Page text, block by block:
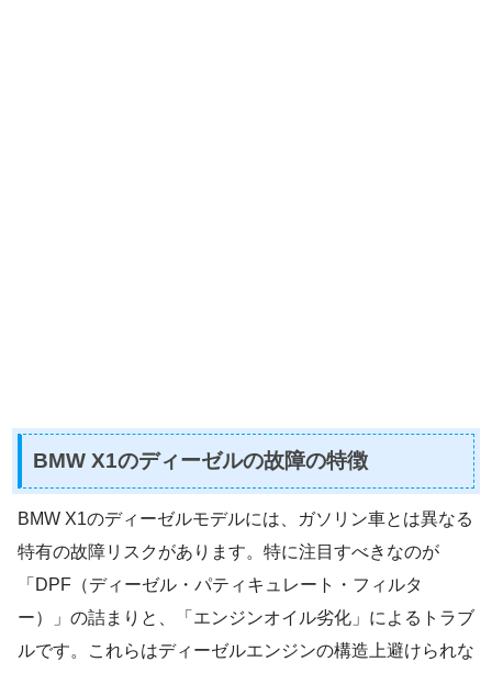
BMW X1のディーゼルの故障の特徴
BMW X1のディーゼルモデルには、ガソリン車とは異なる
特有の故障リスクがあります。特に注目すべきなのが
「DPF（ディーゼル・パティキュレート・フィルタ
ー）」の詰まりと、「エンジンオイル劣化」によるトラブ
ルです。これらはディーゼルエンジンの構造上避けられな